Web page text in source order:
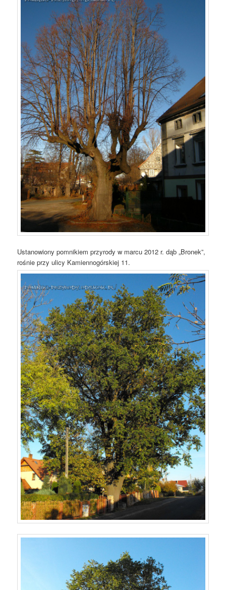
Ustanowiony pomnikiem przyrody w marcu 2012 r. dąb „Bronek”,
rośnie przy ulicy Kamiennogórskiej 11.